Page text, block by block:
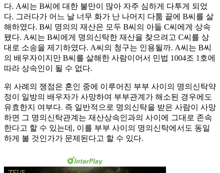
다. A씨는 B씨에 대한 불만이 많아 자주 심하게 다투게 되었
다. 그러다가 어느 날 너무 화가 난 나머지 다툼 끝에 B씨를 살
해하였다. B씨 명의의 재산은 모두 B씨의 아들 C씨에게 상속
됐다. A씨는 B씨에게 명의신탁한 재산을 찾으려고 C씨를 상
대로 소송을 제기하였다. A씨의 청구는 인용될까. A씨는 B씨
의 배우자이지만 B씨를 살해한 사람이어서 민법 1004조 1호에
따라 상속인이 될 수 없다.
위 사례의 쟁점은 혼인 중에 이루어진 부부 사이의 명의신탁약
정이 일방의 배우자가 사망하여 부부관계가 해소된 경우에도
유효한지 여부다. 즉 일반적으로 명의신탁을 받은 사람이 사망
하면 그 명의신탁관계는 재산상속인과의 사이에 그대로 존속
한다고 할 수 있는데, 이를 부부 사이의 명의신탁에서도 동일
하게 볼 것인가가 문제된다고 할 수 있다.